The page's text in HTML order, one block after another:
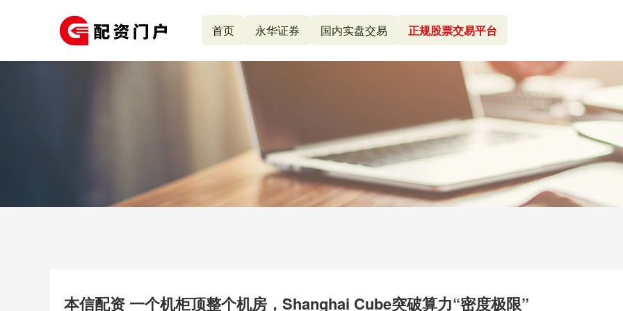
首页 永华证券 国内实盘交易 正规股票交易平台
本信配资 一个机柜顶整个机房，Shanghai Cube突破算力“密度极限”